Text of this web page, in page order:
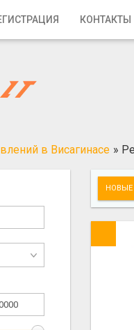
КОНТАКТЫ
в Висагинасе »
НОВЫЕ